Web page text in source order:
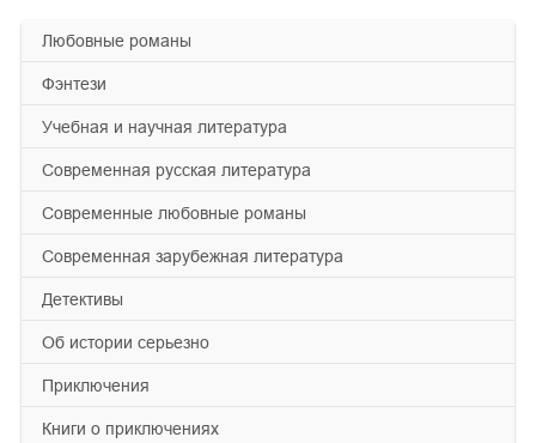
любовные романы
фэнтези
учебная и научная литература
современная русская литература
современные любовные романы
современная зарубежная литература
детективы
об истории серьезно
приключения
книги о приключениях